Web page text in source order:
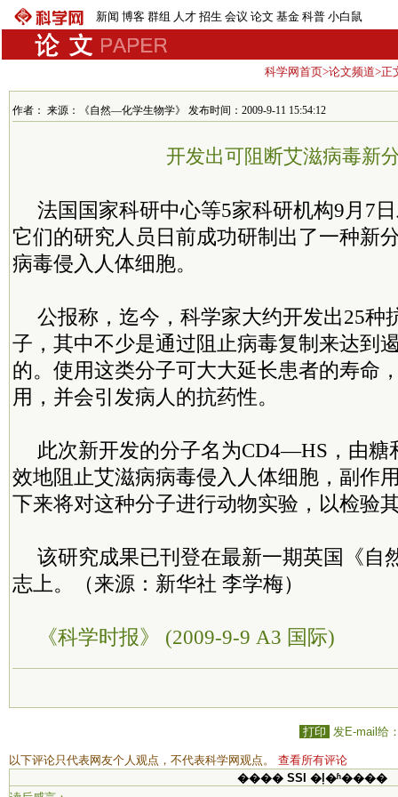
新闻 博客 群组 人才 招生 会议 论文 基金 科普 小白鼠
科学网首页>论文频道>正
作者： 来源：《自然—化学生物学》 发布时间：2009-9-11 15:54:12
开发出可阻断艾滋病毒新
法国国家科研中心等5家科研机构9月7
它们的研究人员日前成功研制出了一种新
病毒侵入人体细胞。
公报称，迄今，科学家大约开发出25种
子，其中不少是通过阻止病毒复制来达到
的。使用这类分子可大大延长患者的寿命
用，并会引发病人的抗药性。
此次新开发的分子名为CD4—HS，由糖
效地阻止艾滋病病毒侵入人体细胞，副作
下来将对这种分子进行动物实验，以检验
该研究成果已刊登在最新一期英国《
志上。（来源：新华社 李学梅）
《科学时报》 (2009-9-9 A3 国际)
打印 发E-mail给
以下评论只代表网友个人观点，不代表科学网观点。 查看所有评论
���� SSI �ļ�ʱ����